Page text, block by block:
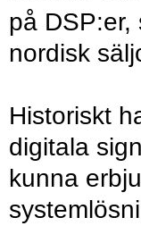
på DSP:er,
nordisk
Historiskt
digitala
kunna